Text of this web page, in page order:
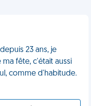
23 ans, je
ma fête, c'était aussi
comme d'habitude.